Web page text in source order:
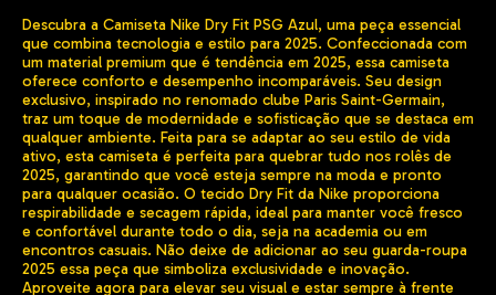
Descubra a Camiseta Nike Dry Fit PSG Azul, uma peça essencial
que combina tecnologia e estilo para 2025. Confeccionada com
um material premium que é tendência em 2025, essa camiseta
oferece conforto e desempenho incomparáveis. Seu design
exclusivo, inspirado no renomado clube Paris Saint-Germain,
traz um toque de modernidade e sofisticação que se destaca em
qualquer ambiente. Feita para se adaptar ao seu estilo de vida
ativo, esta camiseta é perfeita para quebrar tudo nos rolês de
2025, garantindo que você esteja sempre na moda e pronto
para qualquer ocasião. O tecido Dry Fit da Nike proporciona
respirabilidade e secagem rápida, ideal para manter você fresco
e confortável durante todo o dia, seja na academia ou em
encontros casuais. Não deixe de adicionar ao seu guarda-roupa
2025 essa peça que simboliza exclusividade e inovação.
Aproveite agora para elevar seu visual e estar sempre à frente